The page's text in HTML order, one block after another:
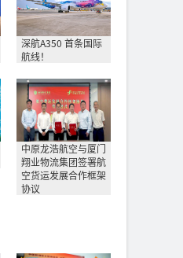
深航A350 首条国际
航线！
中原龙浩航空与厦门
翔业物流集团签署航
空货运发展合作框架
协议